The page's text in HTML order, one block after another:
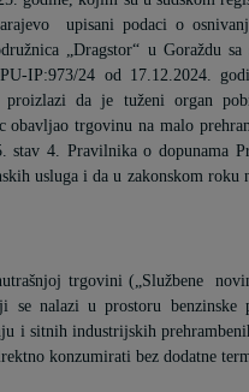
upisani podaci o
„Dragstor“ u Goraždu
IP:973/24 od 17.12.2024.
proizlazi da je tuženi organ
obavljao trgovinu na malo
4. Pravilnika o dopunama
usluga i da u zakonskom roku
trgovini („Službene
se nalazi u prostoru
i sitnih industrijskih
konzumirati bez dodatne